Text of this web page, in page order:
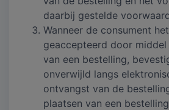
daarbij gestelde
Wanneer de consument
geaccepteerd door
van een bestelling,
onverwijld langs
ontvangst van de
plaatsen van een